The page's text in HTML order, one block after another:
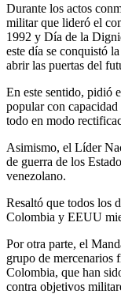
Durante los actos
militar que lideró el
1992 y Día de la
este día se conquistó
abrir las puertas del
En este sentido, pidió
popular con
todo en modo
Asimismo, el Líder
de guerra de los
venezolano.
Resaltó que todos los
Colombia y EEUU
Por otra parte, el
grupo de mercenarios
Colombia, que han
contra objetivos